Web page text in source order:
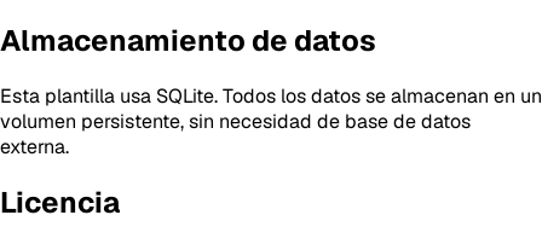
Almacenamiento de datos
Esta plantilla usa SQLite. Todos los datos se almacenan en un
volumen persistente, sin necesidad de base de datos
externa.
Licencia